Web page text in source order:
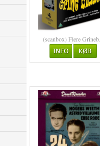
(scanbox) Flere Grineb...